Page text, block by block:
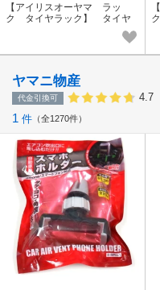
【アイリスオーヤマ ラッ
ク タイヤラック】 タイヤ
ヤマニ物産
代金引換可 4.7
1 件 全1270件